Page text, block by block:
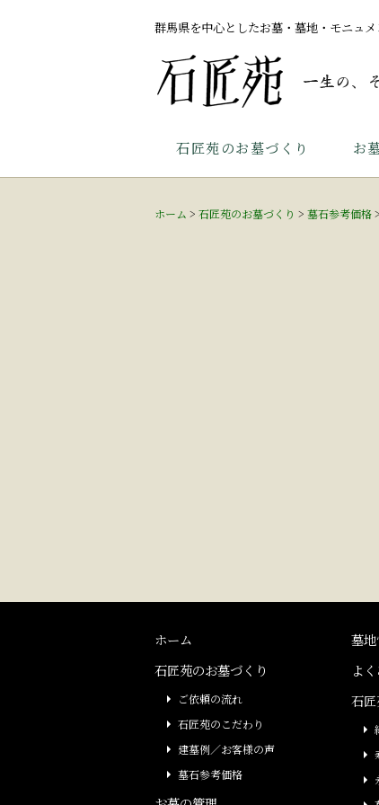
群馬県を中心としたお墓・墓地・モニュ
石匠苑のお墓づくり お
ホーム > 石匠苑のお墓づくり > 墓石参考価格>
ホーム
石匠苑のお墓づくり
ご依頼の流れ
石匠苑のこだわり
建墓例／お客様の声
墓石参考価格
墓
よ
石